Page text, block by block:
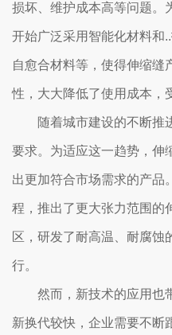
损坏、维护成本高等问题。
开始广泛采用智能化材料和
自愈合材料等，使得伸缩缝
性，大大降低了使用成本，
随着城市建设的不断推
要求。为适应这一趋势，伸
出更加符合市场需求的产品
程，推出了更大张力范围的
区，研发了耐高温、耐腐蚀
行。
然而，新技术的应用也
新换代较快，企业需要不断